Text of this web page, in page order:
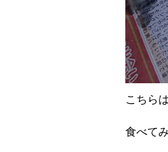
こちら
食べて